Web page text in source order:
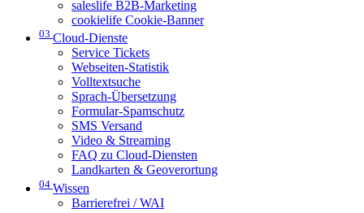
saleslife B2B-Marketing
cookielife Cookie-Banner
03 Cloud-Dienste
Service Tickets
Webseiten-Statistik
Volltextsuche
Sprach-Übersetzung
Formular-Spamschutz
SMS Versand
Video & Streaming
FAQ zu Cloud-Diensten
Landkarten & Geoverortung
04 Wissen
Barrierefrei / WAI